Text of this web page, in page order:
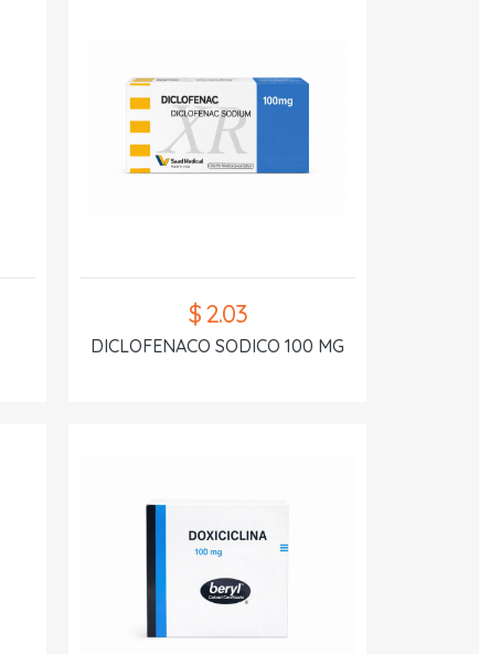
$ 2.03
DICLOFENACO SODICO 100 MG